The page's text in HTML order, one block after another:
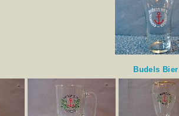
Budels